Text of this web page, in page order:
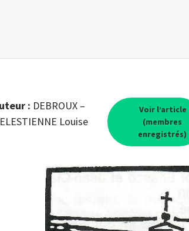
: DEBROUX –
Louise
Voir l’article
(membres
enregistrés)